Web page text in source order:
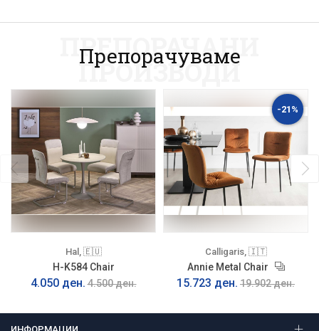
Препорачуваме
ПРЕПОРАЧАНИ
ПРОИЗВОДИ
Hal, 🇪🇺
H-K584 Chair
4.050 ден. 4.500 ден.
-21%
Calligaris, 🇮🇹
Annie Metal Chair
15.723 ден. 19.902 ден.